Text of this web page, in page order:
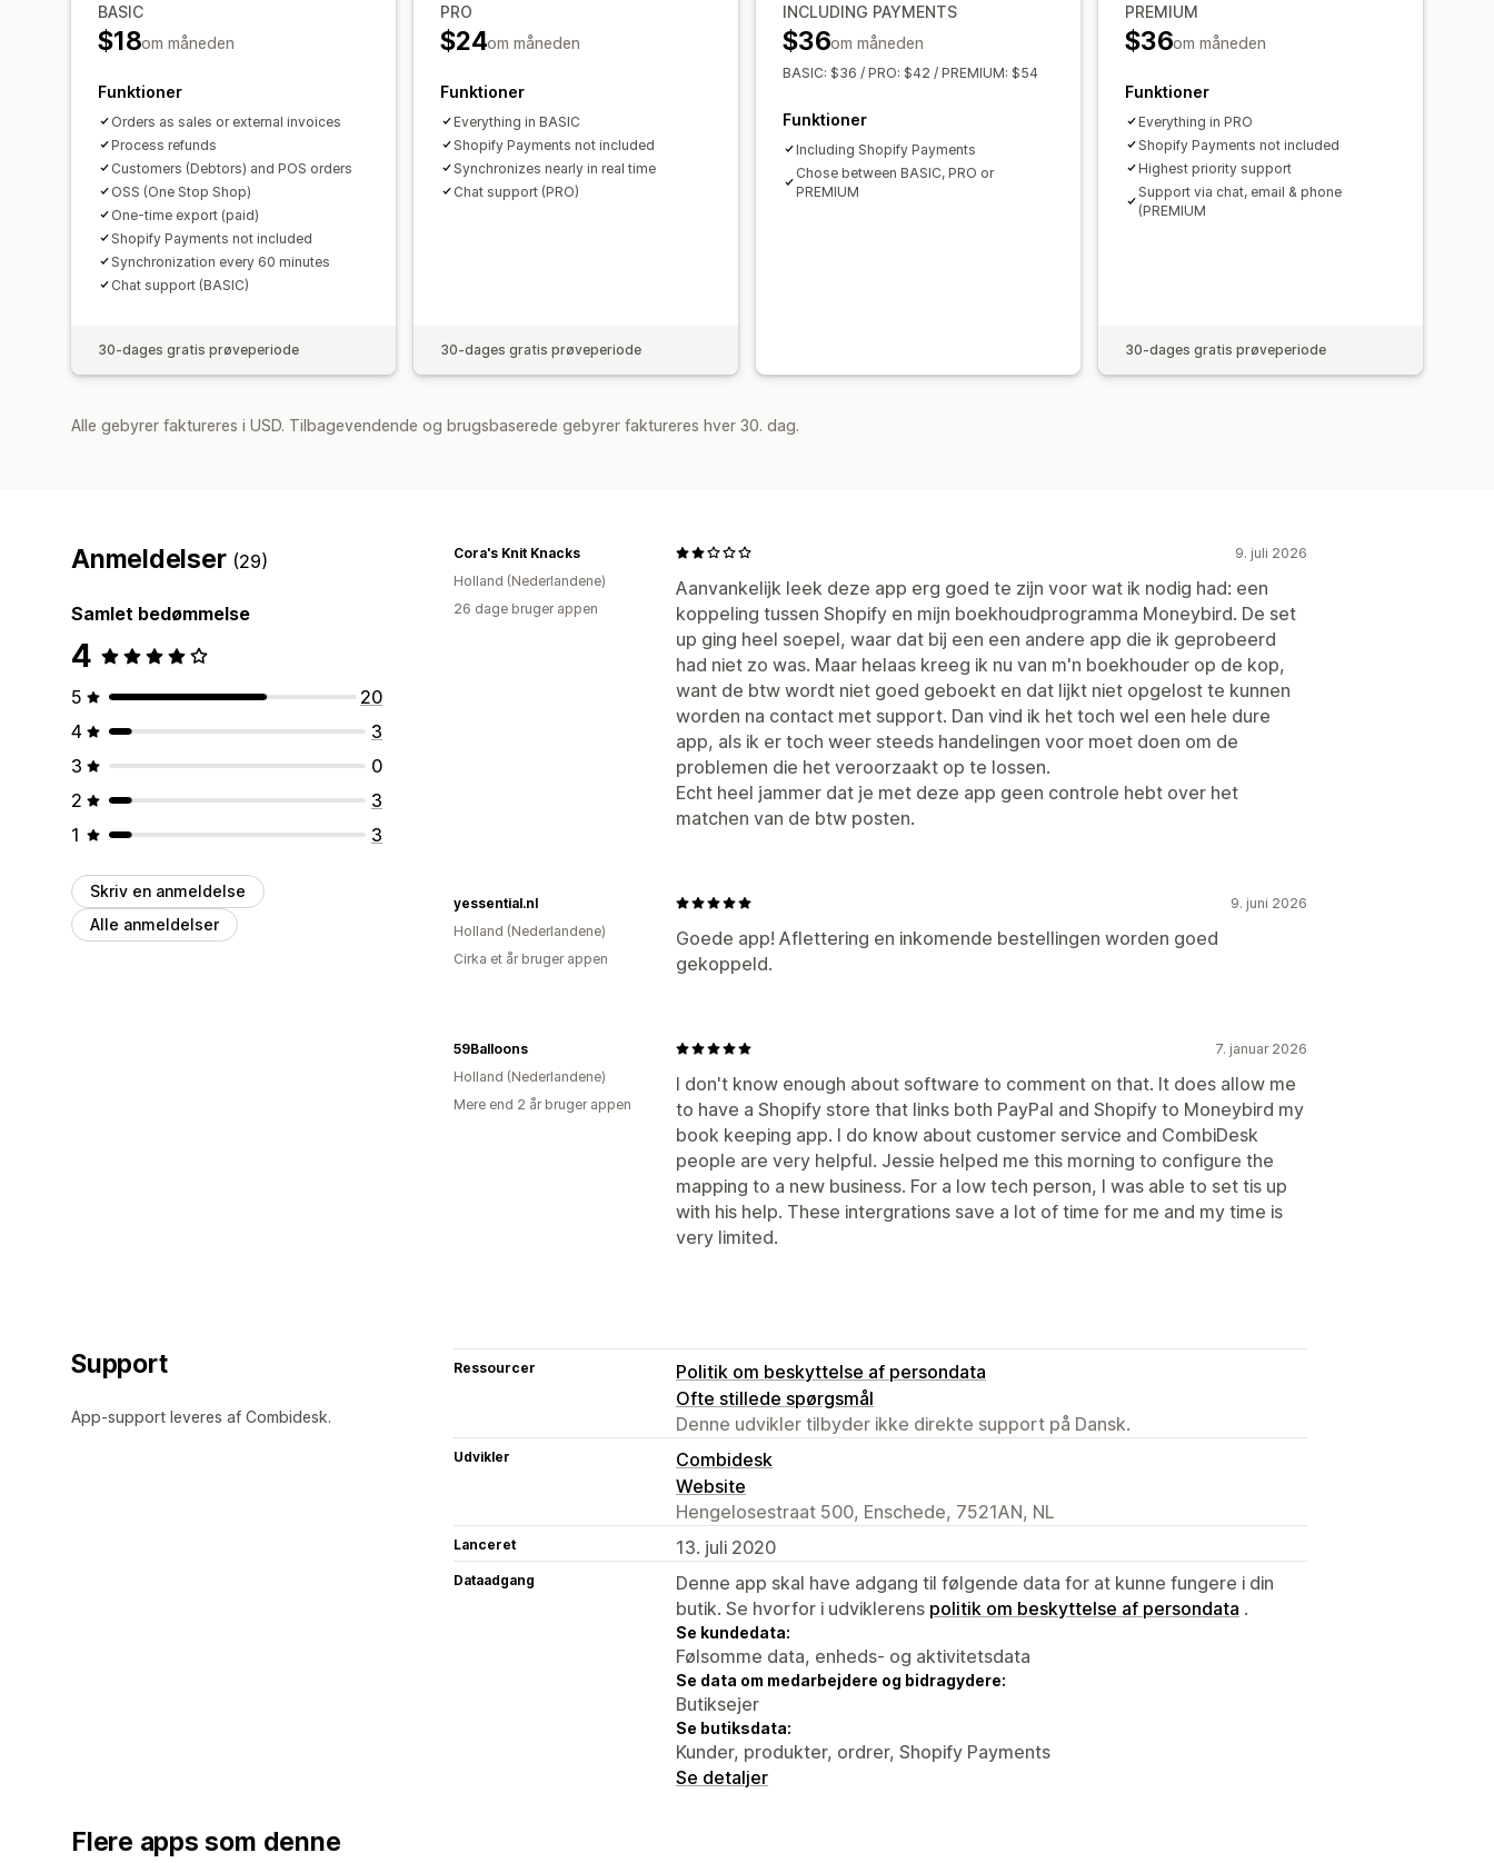
Rapportering og indberetning
Lokale selvangivelser
BASIC
$18om måneden
Funktioner
Orders as sales or external invoices
Process refunds
Customers (Debtors) and POS orders
OSS (One Stop Shop)
One-time export (paid)
Shopify Payments not included
Synchronization every 60 minutes
Chat support (BASIC)
30-dages gratis prøveperiode
PRO
$24om måneden
Funktioner
Everything in BASIC
Shopify Payments not included
Synchronizes nearly in real time
Chat support (PRO)
30-dages gratis prøveperiode
INCLUDING PAYMENTS
$36om måneden
BASIC: $36 / PRO: $42 / PREMIUM: $54
Funktioner
Including Shopify Payments
Chose between BASIC, PRO or
PREMIUM
PREMIUM
$36om måneden
Funktioner
Everything in PRO
Shopify Payments not included
Highest priority support
Support via chat, email & phone
(PREMIUM
30-dages gratis prøveperiode
Alle gebyrer faktureres i USD. Tilbagevendende og brugsbaserede gebyrer faktureres hver 30. dag.
Anmeldelser (29)
Samlet bedømmelse
4
5
20
4
3
3
0
2
3
1
3
Skriv en anmeldelse
Alle anmeldelser
9. juli 2026
Aanvankelijk leek deze app erg goed te zijn voor wat ik nodig had: een
koppeling tussen Shopify en mijn boekhoudprogramma Moneybird. De set
up ging heel soepel, waar dat bij een een andere app die ik geprobeerd
had niet zo was. Maar helaas kreeg ik nu van m'n boekhouder op de kop,
want de btw wordt niet goed geboekt en dat lijkt niet opgelost te kunnen
worden na contact met support. Dan vind ik het toch wel een hele dure
app, als ik er toch weer steeds handelingen voor moet doen om de
problemen die het veroorzaakt op te lossen.
Echt heel jammer dat je met deze app geen controle hebt over het
matchen van de btw posten.
Cora's Knit Knacks
Holland (Nederlandene)
26 dage bruger appen
9. juni 2026
Goede app! Aflettering en inkomende bestellingen worden goed
gekoppeld.
yessential.nl
Holland (Nederlandene)
Cirka et år bruger appen
7. januar 2026
I don't know enough about software to comment on that. It does allow me
to have a Shopify store that links both PayPal and Shopify to Moneybird my
book keeping app. I do know about customer service and CombiDesk
people are very helpful. Jessie helped me this morning to configure the
mapping to a new business. For a low tech person, I was able to set tis up
with his help. These intergrations save a lot of time for me and my time is
very limited.
59Balloons
Holland (Nederlandene)
Mere end 2 år bruger appen
Support
App-support leveres af Combidesk.
Ressourcer
Politik om beskyttelse af persondata
Ofte stillede spørgsmål
Denne udvikler tilbyder ikke direkte support på Dansk.
Udvikler
Combidesk
Website
Hengelosestraat 500, Enschede, 7521AN, NL
Lanceret 13. juli 2020
Dataadgang
Denne app skal have adgang til følgende data for at kunne fungere i din
butik. Se hvorfor i udviklerens politik om beskyttelse af persondata .
Se kundedata:
Følsomme data, enheds- og aktivitetsdata
Se data om medarbejdere og bidragydere:
Butiksejer
Se butiksdata:
Kunder, produkter, ordrer, Shopify Payments
Se detaljer
Flere apps som denne